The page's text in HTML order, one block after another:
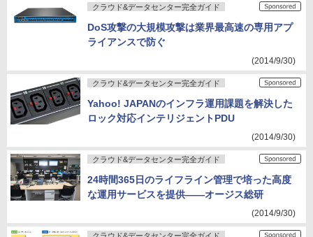
クラウド&データセンター完全ガイド
DoS攻撃の大規模攻撃は業界最高速の専用アプ
ライアンスで防ぐ
(2014/9/30)
クラウド&データセンター完全ガイド
Yahoo! JAPANのインフラ運用課題を解決した
ロック対応インテリジェントPDU
(2014/9/30)
クラウド&データセンター完全ガイド
24時間365日のライフライン管理で培った高度
な運用サービスを提供――オージス総研
(2014/9/30)